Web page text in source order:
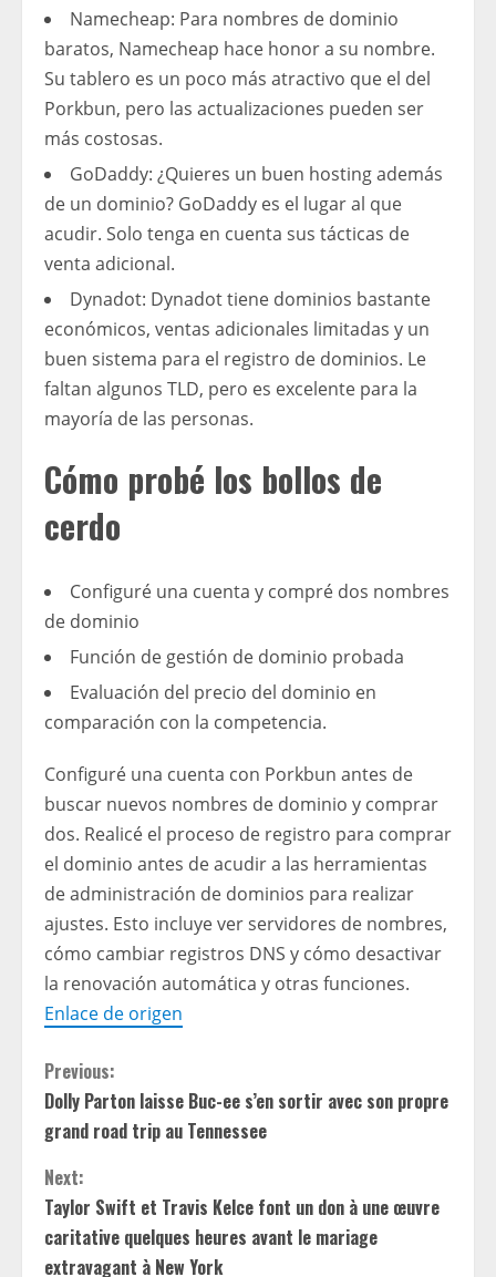
Namecheap: Para nombres de dominio
baratos, Namecheap hace honor a su nombre.
Su tablero es un poco más atractivo que el del
Porkbun, pero las actualizaciones pueden ser
más costosas.
GoDaddy: ¿Quieres un buen hosting además
de un dominio? GoDaddy es el lugar al que
acudir. Solo tenga en cuenta sus tácticas de
venta adicional.
Dynadot: Dynadot tiene dominios bastante
económicos, ventas adicionales limitadas y un
buen sistema para el registro de dominios. Le
faltan algunos TLD, pero es excelente para la
mayoría de las personas.
Cómo probé los bollos de
cerdo
Configuré una cuenta y compré dos nombres
de dominio
Función de gestión de dominio probada
Evaluación del precio del dominio en
comparación con la competencia.
Configuré una cuenta con Porkbun antes de
buscar nuevos nombres de dominio y comprar
dos. Realicé el proceso de registro para comprar
el dominio antes de acudir a las herramientas
de administración de dominios para realizar
ajustes. Esto incluye ver servidores de nombres,
cómo cambiar registros DNS y cómo desactivar
la renovación automática y otras funciones.
Enlace de origen
C
o
n
t
i
Previous:
Dolly Parton laisse Buc-ee s’en sortir avec son propre
grand road trip au Tennessee
Next:
Taylor Swift et Travis Kelce font un don à une œuvre
caritative quelques heures avant le mariage
extravagant à New York